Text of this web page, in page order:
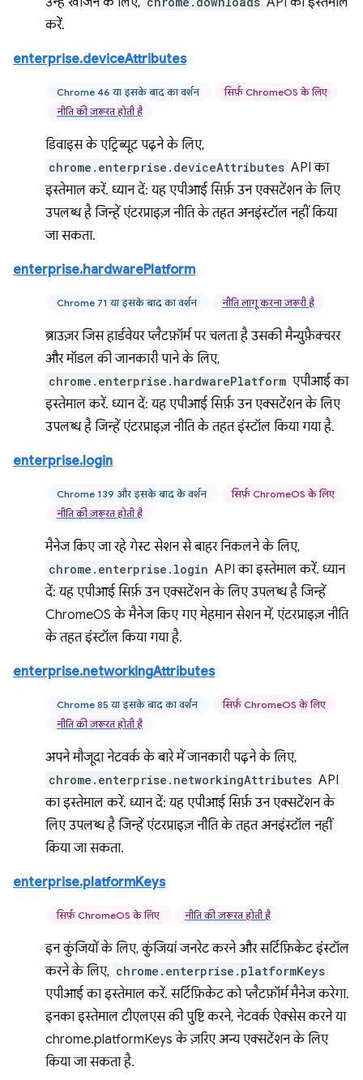
करें.
enterprise.deviceAttributes
Chrome 46 या इसके बाद का वर्शन
सिर्फ़ ChromeOS के लिए
नीति की ज़रूरत होती है
डिवाइस के एट्रिब्यूट पढ़ने के लिए,
chrome.enterprise.deviceAttributes API का
इस्तेमाल करें. ध्यान दें: यह एपीआई सिर्फ़ उन एक्सटेंशन के लिए
उपलब्ध है जिन्हें एंटरप्राइज़ नीति के तहत अनइंस्टॉल नहीं किया
जा सकता.
enterprise.hardwarePlatform
Chrome 71 या इसके बाद का वर्शन नीति लागू करना ज़रूरी है
ब्राउज़र जिस हार्डवेयर प्लैटफ़ॉर्म पर चलता है उसकी मैन्युफ़ैक्चरर
और मॉडल की जानकारी पाने के लिए,
chrome.enterprise.hardwarePlatform एपीआई का
इस्तेमाल करें. ध्यान दें: यह एपीआई सिर्फ़ उन एक्सटेंशन के लिए
उपलब्ध है जिन्हें एंटरप्राइज़ नीति के तहत इंस्टॉल किया गया है.
enterprise.login
Chrome 139 और इसके बाद के वर्शन
सिर्फ़ ChromeOS के लिए
नीति की ज़रूरत होती है
मैनेज किए जा रहे गेस्ट सेशन से बाहर निकलने के लिए,
chrome.enterprise.login API का इस्तेमाल करें. ध्यान
दें: यह एपीआई सिर्फ़ उन एक्सटेंशन के लिए उपलब्ध है जिन्हें
ChromeOS के मैनेज किए गए मेहमान सेशन में, एंटरप्राइज़ नीति
के तहत इंस्टॉल किया गया है.
enterprise.networkingAttributes
Chrome 85 या इसके बाद का वर्शन
सिर्फ़ ChromeOS के लिए
नीति की ज़रूरत होती है
अपने मौजूदा नेटवर्क के बारे में जानकारी पढ़ने के लिए,
chrome.enterprise.networkingAttributes API
का इस्तेमाल करें. ध्यान दें: यह एपीआई सिर्फ़ उन एक्सटेंशन के
लिए उपलब्ध है जिन्हें एंटरप्राइज़ नीति के तहत अनइंस्टॉल नहीं
किया जा सकता.
enterprise.platformKeys
सिर्फ़ ChromeOS के लिए नीति की ज़रूरत होती है
इन कुंजियों के लिए, कुंजियां जनरेट करने और सर्टिफ़िकेट इंस्टॉल
करने के लिए, chrome.enterprise.platformKeys
एपीआई का इस्तेमाल करें. सर्टिफ़िकेट को प्लैटफ़ॉर्म मैनेज करेगा.
इनका इस्तेमाल टीएलएस की पुष्टि करने, नेटवर्क ऐक्सेस करने या
chrome.platformKeys के ज़रिए अन्य एक्सटेंशन के लिए
किया जा सकता है.